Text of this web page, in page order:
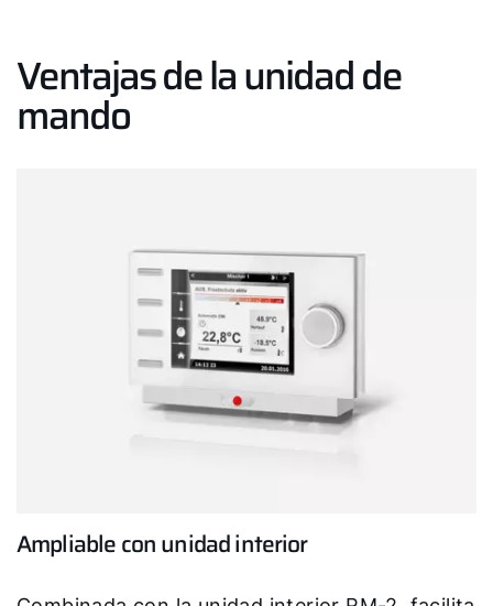
Ventajas de la unidad de
mando
Ampliable con unidad interior
¡Hola!
¿Cómo podemos ayudarte?
Línea de atención al cliente
Encontrar a tu experto
Links importantes